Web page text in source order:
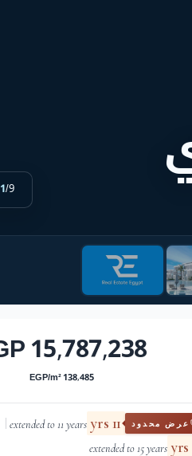
1/9
15,787,238 EGP
138,485 EGP/m²
عرض محدود 11 yrs
extended to 11 years
extended to 15 years